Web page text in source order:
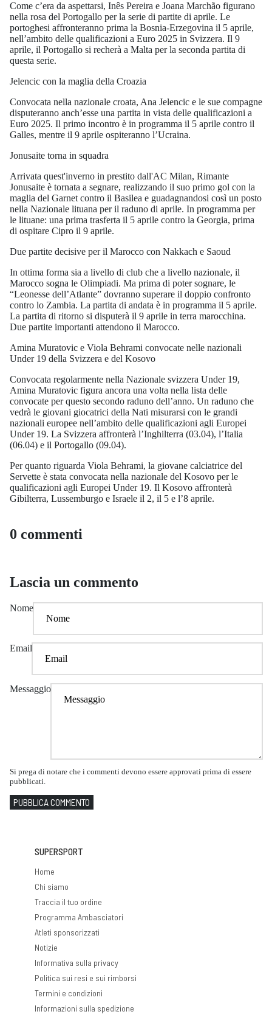
Come c’era da aspettarsi, Inês Pereira e Joana Marchão figurano
nella rosa del Portogallo per la serie di partite di aprile. Le
portoghesi affronteranno prima la Bosnia-Erzegovina il 5 aprile,
nell’ambito delle qualificazioni a Euro 2025 in Svizzera. Il 9
aprile, il Portogallo si recherà a Malta per la seconda partita di
questa serie.
Jelencic con la maglia della Croazia
Convocata nella nazionale croata, Ana Jelencic e le sue compagne
disputeranno anch’esse una partita in vista delle qualificazioni a
Euro 2025. Il primo incontro è in programma il 5 aprile contro il
Galles, mentre il 9 aprile ospiteranno l’Ucraina.
Jonusaite torna in squadra
Arrivata quest'inverno in prestito dall'AC Milan, Rimante
Jonusaite è tornata a segnare, realizzando il suo primo gol con la
maglia del Garnet contro il Basilea e guadagnandosi così un posto
nella Nazionale lituana per il raduno di aprile. In programma per
le lituane: una prima trasferta il 5 aprile contro la Georgia, prima
di ospitare Cipro il 9 aprile.
Due partite decisive per il Marocco con Nakkach e Saoud
In ottima forma sia a livello di club che a livello nazionale, il
Marocco sogna le Olimpiadi. Ma prima di poter sognare, le
“Leonesse dell’Atlante” dovranno superare il doppio confronto
contro lo Zambia. La partita di andata è in programma il 5 aprile.
La partita di ritorno si disputerà il 9 aprile in terra marocchina.
Due partite importanti attendono il Marocco.
Amina Muratovic e Viola Behrami convocate nelle nazionali
Under 19 della Svizzera e del Kosovo
Convocata regolarmente nella Nazionale svizzera Under 19,
Amina Muratovic figura ancora una volta nella lista delle
convocate per questo secondo raduno dell’anno. Un raduno che
vedrà le giovani giocatrici della Nati misurarsi con le grandi
nazionali europee nell’ambito delle qualificazioni agli Europei
Under 19. La Svizzera affronterà l’Inghilterra (03.04), l’Italia
(06.04) e il Portogallo (09.04).
Per quanto riguarda Viola Behrami, la giovane calciatrice del
Servette è stata convocata nella nazionale del Kosovo per le
qualificazioni agli Europei Under 19. Il Kosovo affronterà
Gibilterra, Lussemburgo e Israele il 2, il 5 e l’8 aprile.
0 commenti
Lascia un commento
Nome
Email
Messaggio
Si prega di notare che i commenti devono essere approvati prima di essere
pubblicati.
PUBBLICA COMMENTO
SUPERSPORT
Home
Chi siamo
Traccia il tuo ordine
Programma Ambasciatori
Atleti sponsorizzati
Notizie
Informativa sulla privacy
Politica sui resi e sui rimborsi
Termini e condizioni
Informazioni sulla spedizione